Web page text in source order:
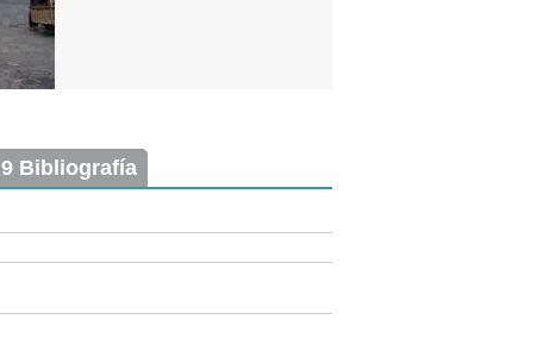
9 Bibliografía